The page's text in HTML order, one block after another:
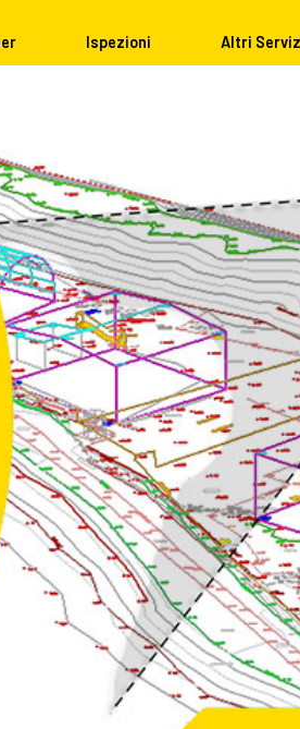
Ispezioni Altri